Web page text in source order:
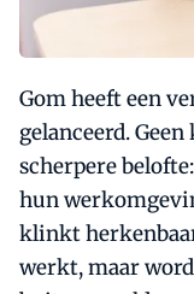
Gom heeft een
gelanceerd.
scherpere
hun
klinkt
werkt, maar